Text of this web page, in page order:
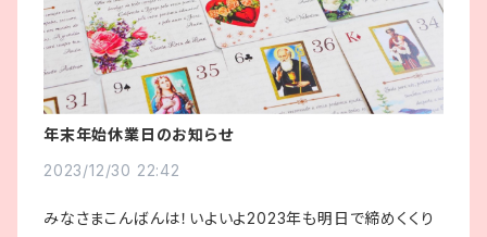
年末年始休業日のお知らせ
2023/12/30 22:42
みなさまこんばんは！いよいよ2023年も明日で締めくくり